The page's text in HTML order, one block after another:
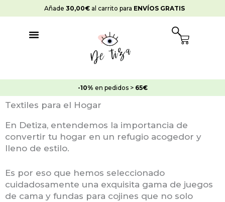
al
Añade 30,00€ al carrito para ENVÍOS GRATIS
Cart
-10% en pedidos > 65€
Textiles para el Hogar
En Detiza, entendemos la importancia de
convertir tu hogar en un refugio acogedor y
lleno de estilo.
Es por eso que hemos seleccionado
cuidadosamente una exquisita gama de juegos
de cama y fundas para cojines que no solo